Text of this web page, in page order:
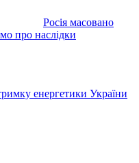
Росія масовано
про наслідки
енергетики України